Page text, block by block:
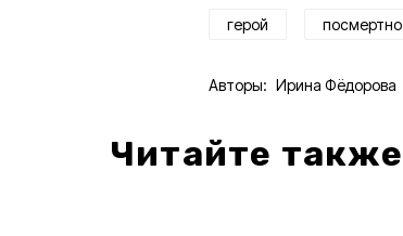
герой посмертно
Авторы: Ирина Фёдорова
Читайте также